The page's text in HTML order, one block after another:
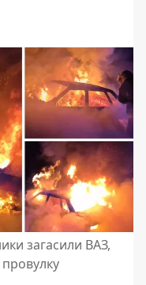
загасили ВАЗ,